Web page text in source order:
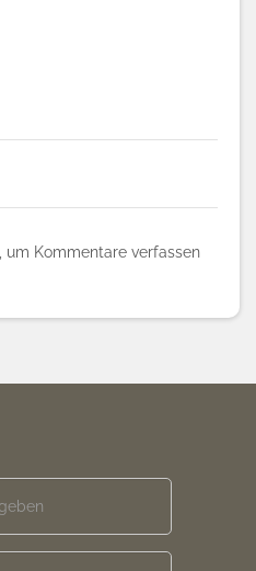
, um Kommentare verfassen